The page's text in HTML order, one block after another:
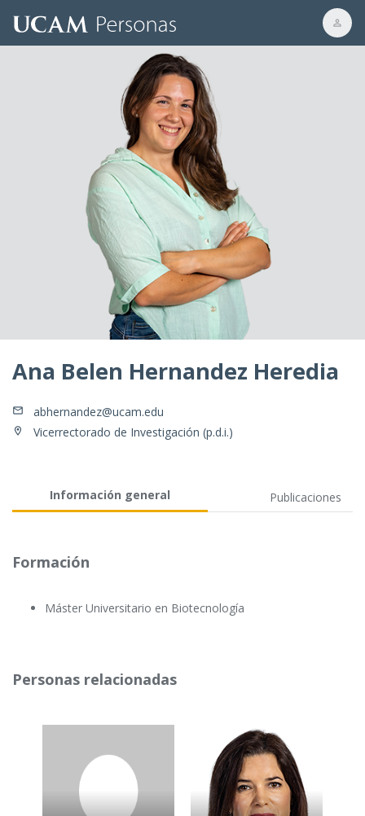
Ana Belen Hernandez Heredia
abhernandez@ucam.edu
Vicerrectorado de Investigación (p.d.i.)
Información general Publicaciones
Formación
Máster Universitario en Biotecnología
Personas relacionadas